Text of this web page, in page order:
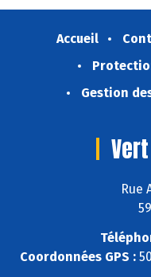
Accueil
Gestion
Rue
Coordonnées GPS :